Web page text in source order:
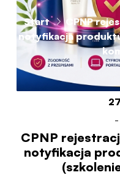
Start
CPNP
notyfikacja
-
CPNP
notyfikacja